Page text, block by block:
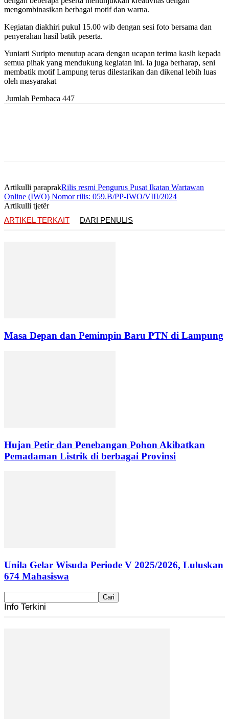
mengombinasikan berbagai motif dan warna.
Kegiatan diakhiri pukul 15.00 wib dengan sesi foto bersama dan
penyerahan hasil batik peserta.
Yuniarti Suripto menutup acara dengan ucapan terima kasih kepada
semua pihak yang mendukung kegiatan ini. Ia juga berharap, seni
membatik motif Lampung terus dilestarikan dan dikenal lebih luas
oleh masyarakat
Jumlah Pembaca 447
Artikulli paraprakRilis resmi Pengurus Pusat Ikatan Wartawan
Online (IWO) Nomor rilis: 059.B/PP-IWO/VIII/2024
Artikulli tjetër
ARTIKEL TERKAIT
DARI PENULIS
Masa Depan dan Pemimpin Baru PTN di Lampung
Hujan Petir dan Penebangan Pohon Akibatkan
Pemadaman Listrik di berbagai Provinsi
Unila Gelar Wisuda Periode V 2025/2026, Luluskan
674 Mahasiswa
Info Terkini